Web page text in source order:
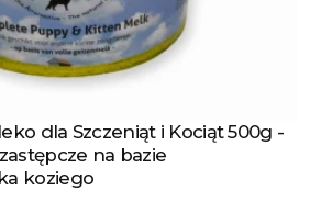
dla Szczeniąt i Kociąt 500g -
na bazie
koziego